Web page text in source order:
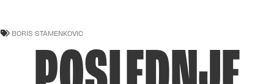
BORIS STAMENKOVIC